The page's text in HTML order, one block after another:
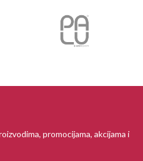
promocijama, akcijama i